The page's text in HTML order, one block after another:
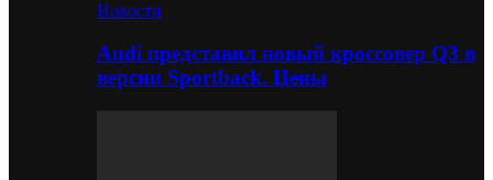
Новости
Audi представил новый кроссовер Q3 в
версии Sportback. Цены